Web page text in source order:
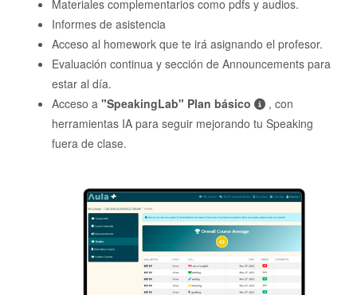
Materiales complementarios como pdfs y audios.
Informes de asistencia
Acceso al homework que te irá asignando el profesor.
Evaluación continua y sección de Announcements para
estar al día.
Acceso a "SpeakingLab" Plan básico
, con
herramientas IA para seguir mejorando tu Speaking
fuera de clase.